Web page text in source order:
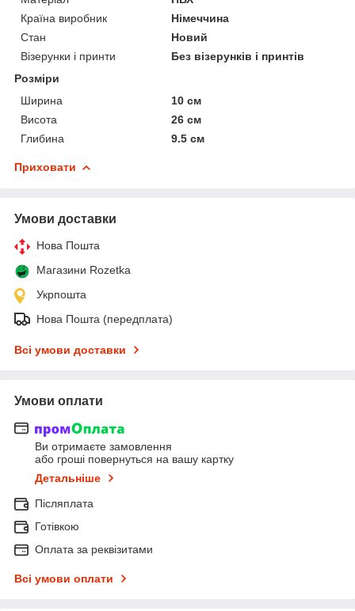
Країна виробник
Німеччина
Стан
Новий
Візерунки і принти
Без візерунків і принтів
Розміри
Ширина
10 см
Висота
26 см
Глибина
9.5 см
Приховати
Умови доставки
Нова Пошта
Магазини Rozetka
Укрпошта
Нова Пошта (передплата)
Всі умови доставки
Умови оплати
Ви отримаєте замовлення
або гроші повернуться на вашу картку
Детальніше
Післяплата
Готівкою
Оплата за реквізитами
Всі умови оплати